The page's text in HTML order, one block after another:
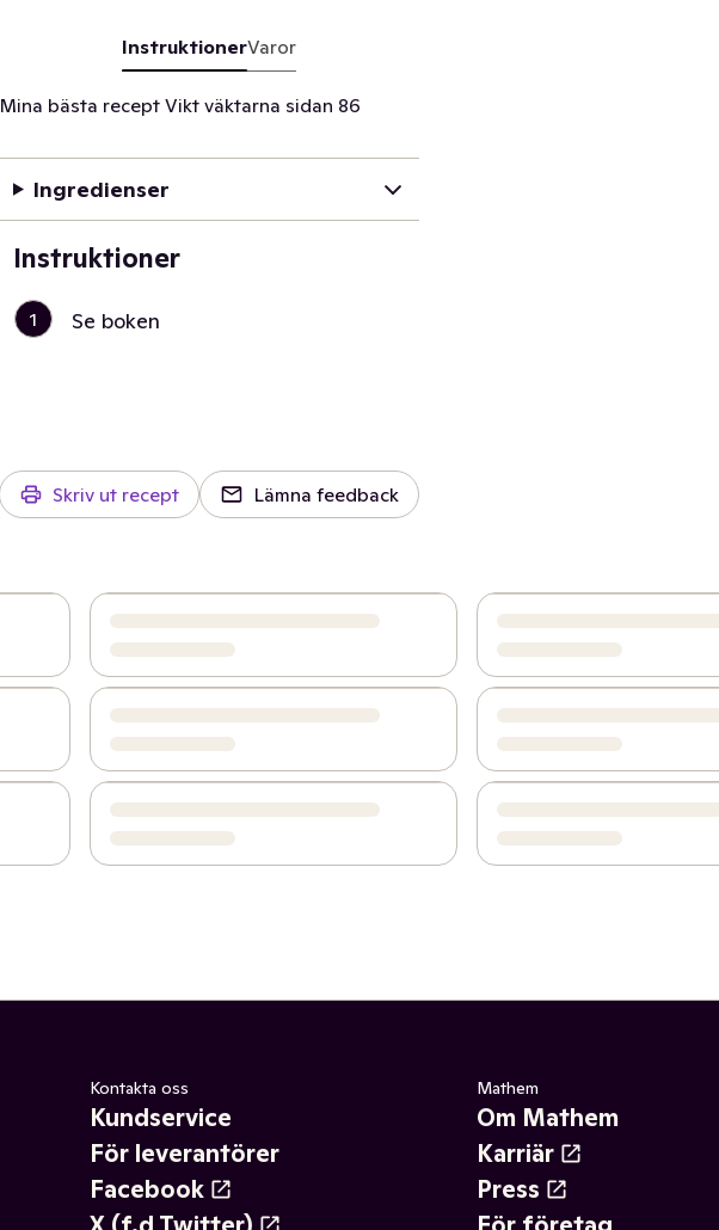
InstruktionerVaror
Mina bästa recept Vikt väktarna sidan 86
Ingredienser
Instruktioner
1 Se boken
Skriv ut recept Lämna feedback
Kontakta oss
Kundservice
För leverantörer
Facebook
Mathem
Om Mathem
Karriär
Press